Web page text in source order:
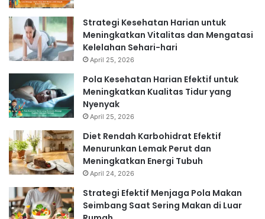
Strategi Kesehatan Harian untuk
Meningkatkan Vitalitas dan Mengatasi
Kelelahan Sehari-hari
April 25, 2026
Pola Kesehatan Harian Efektif untuk
Meningkatkan Kualitas Tidur yang
Nyenyak
April 25, 2026
Diet Rendah Karbohidrat Efektif
Menurunkan Lemak Perut dan
Meningkatkan Energi Tubuh
April 24, 2026
Strategi Efektif Menjaga Pola Makan
Seimbang Saat Sering Makan di Luar